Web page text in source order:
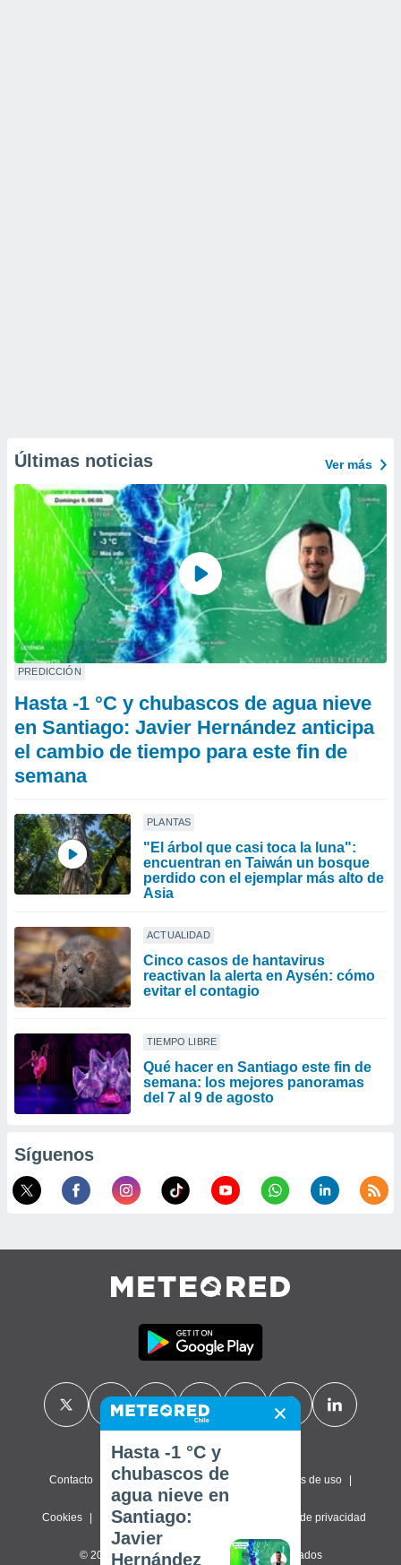
Últimas noticias Ver más
PREDICCIÓN
Hasta -1 °C y chubascos de agua nieve
en Santiago: Javier Hernández anticipa
el cambio de tiempo para este fin de
semana
PLANTAS
"El árbol que casi toca la luna":
encuentran en Taiwán un bosque
perdido con el ejemplar más alto de
Asia
ACTUALIDAD
Cinco casos de hantavirus
reactivan la alerta en Aysén: cómo
evitar el contagio
TIEMPO LIBRE
Qué hacer en Santiago este fin de
semana: los mejores panoramas
del 7 al 9 de agosto
Síguenos
Contacto Sobre nosotros FAQ Términos de uso
Cookies Política de privacidad Configuración de privacidad
© 2026 Meteored. Todos los derechos reservados
Hasta -1 °C y
chubascos de
agua nieve en
Santiago:
Javier
Hernández